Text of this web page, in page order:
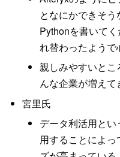
となにかできそ
Pythonを書いて
れ替わったようで
親しみやすいと
んな企業が増えて
宮里氏
データ利活用と
用することによ